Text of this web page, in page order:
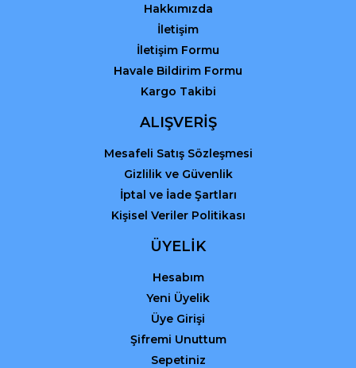
Gönder
Hakkımızda
İletişim
İletişim Formu
Havale Bildirim Formu
Kargo Takibi
ALIŞVERİŞ
Mesafeli Satış Sözleşmesi
Gizlilik ve Güvenlik
İptal ve İade Şartları
Kişisel Veriler Politikası
ÜYELİK
Hesabım
Yeni Üyelik
Üye Girişi
Şifremi Unuttum
Sepetiniz